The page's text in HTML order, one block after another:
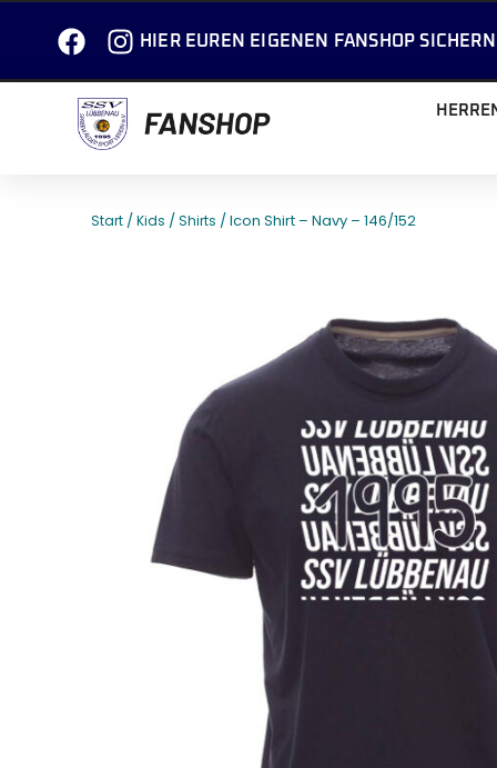
HIER EUREN EIGENEN FANSHOP
Start /Kids /Shirts / Icon Shirt – Navy – 146/152